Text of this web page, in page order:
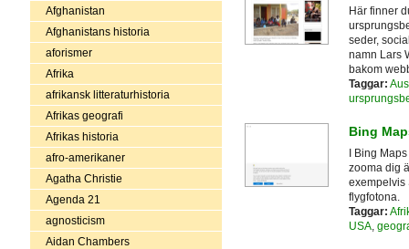
Afghanistan
Afghanistans historia
aforismer
Afrika
afrikansk litteraturhistoria
Afrikas geografi
Afrikas historia
afro-amerikaner
Agatha Christie
Agenda 21
agnosticism
Aidan Chambers
Här finner
seder,
namn Lars
bakom
Taggar:
Bing
I Bing
zooma dig
exempelvis
flygfotona.
Taggar:
USA,